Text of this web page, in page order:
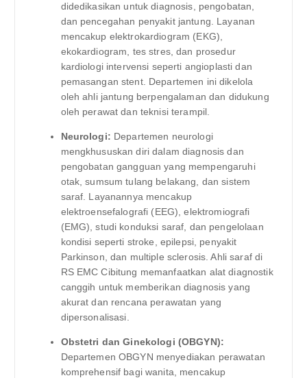
didedikasikan untuk diagnosis, pengobatan,
dan pencegahan penyakit jantung. Layanan
mencakup elektrokardiogram (EKG),
ekokardiogram, tes stres, dan prosedur
kardiologi intervensi seperti angioplasti dan
pemasangan stent. Departemen ini dikelola
oleh ahli jantung berpengalaman dan didukung
oleh perawat dan teknisi terampil.
Neurologi: Departemen neurologi
mengkhususkan diri dalam diagnosis dan
pengobatan gangguan yang mempengaruhi
otak, sumsum tulang belakang, dan sistem
saraf. Layanannya mencakup
elektroensefalografi (EEG), elektromiografi
(EMG), studi konduksi saraf, dan pengelolaan
kondisi seperti stroke, epilepsi, penyakit
Parkinson, dan multiple sclerosis. Ahli saraf di
RS EMC Cibitung memanfaatkan alat diagnostik
canggih untuk memberikan diagnosis yang
akurat dan rencana perawatan yang
dipersonalisasi.
Obstetri dan Ginekologi (OBGYN):
Departemen OBGYN menyediakan perawatan
komprehensif bagi wanita, mencakup